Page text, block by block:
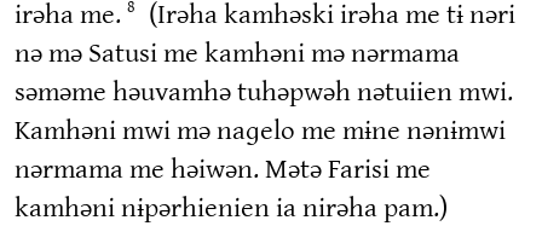
irəha me. 8
(Irəha kamhəski irəha me tɨ nəri
nə mə Satusi me kamhəni mə nərmama
səməme həuvamhə tuhəpwəh nətuiien mwi.
Kamhəni mwi mə naɡelo me mɨne nənɨmwi
nərmama me həiwən. Mətə Farisi me
kamhəni nɨpərhienien ia nirəha pam.)